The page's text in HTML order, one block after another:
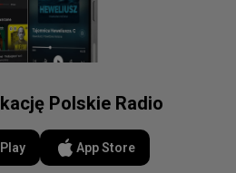
Polskie Radio
App Store